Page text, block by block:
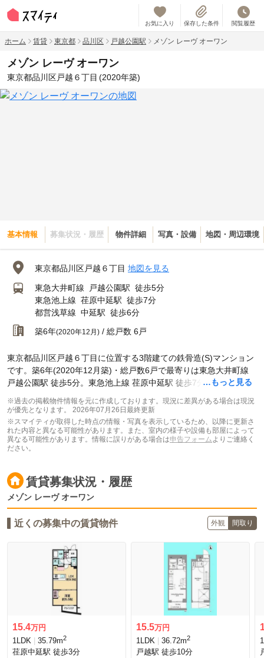
お気に入り 保存した条件 閲覧履歴
ホーム 賃貸 東京都 品川区 戸越公園駅 メゾン レーヴ オーワン
メゾン レーヴ オーワン
東京都品川区戸越６丁目 (2020年築)
基本情報 募集状況・履歴 物件詳細 写真・設備 地図・周辺環境
東京都品川区戸越６丁目 地図を見る
東急大井町線 戸越公園駅 徒歩5分
東急池上線 荏原中延駅 徒歩7分
都営浅草線 中延駅 徒歩6分
築6年(2020年12月) / 総戸数 6戸
…もっと見る
東京都品川区戸越６丁目に位置する3階建ての鉄骨造(S)マンション
です。築6年(2020年12月築)・総戸数6戸で最寄りは東急大井町線
戸越公園駅 徒歩5分。東急池上線 荏原中延駅 徒歩7分です。
※過去の掲載物件情報を元に作成しております。現況に差異がある場合は現況
が優先となります。 2026年07月26日最終更新
※スマイティが取得した時点の情報・写真を表示しているため、以降に更新さ
れた内容と異なる可能性があります。また、室内の様子や設備も部屋によって
異なる可能性があります。情報に誤りがある場合は申告フォームよりご連絡く
ださい。
賃貸募集状況・履歴
メゾン レーヴ オーワン
近くの募集中の賃貸物件 外観 間取り
15.4万円
1LDK
35.79m2
荏原中延駅 徒歩3分
15.5万円
1LDK
36.72m2
戸越駅 徒歩10分